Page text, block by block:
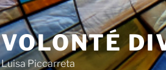
VOLONTÉ
Luisa Piccarreta